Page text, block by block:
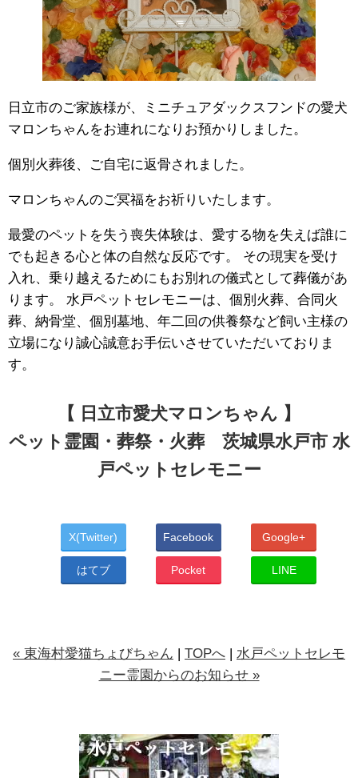
日立市のご家族様が、ミニチュアダックスフンドの愛犬
マロンちゃんをお連れになりお預かりしました。
個別火葬後、ご自宅に返骨されました。
マロンちゃんのご冥福をお祈りいたします。
最愛のペットを失う喪失体験は、愛する物を失えば誰に
でも起きる心と体の自然な反応です。 その現実を受け
入れ、乗り越えるためにもお別れの儀式として葬儀があ
ります。 水戸ペットセレモニーは、個別火葬、合同火
葬、納骨堂、個別墓地、年二回の供養祭など飼い主様の
立場になり誠心誠意お手伝いさせていただいておりま
す。
【 日立市愛犬マロンちゃん 】
ペット霊園・葬祭・火葬 茨城県水戸市 水
戸ペットセレモニー
X(Twitter) Facebook Google+
はてブ Pocket LINE
« 東海村愛猫ちょびちゃん | TOPへ | 水戸ペットセレモ
ニー霊園からのお知らせ »